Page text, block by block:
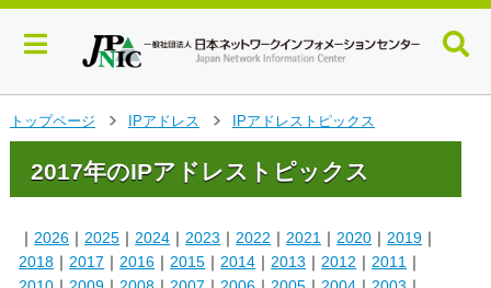
イ
トップページ
IPアドレス
IPアドレストピックス
2017年のIPアドレストピックス
｜2026 ｜2025 ｜2024 ｜2023 ｜2022 ｜2021 ｜2020 ｜2019 ｜
2018 ｜2017 ｜2016 ｜2015 ｜2014 ｜2013 ｜2012 ｜2011 ｜